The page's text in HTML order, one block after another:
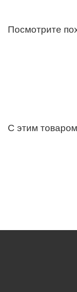
Посмотрите
С этим